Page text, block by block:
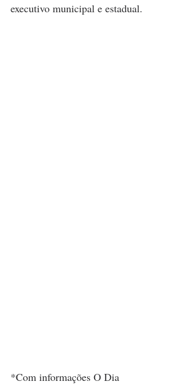
executivo municipal e estadual.
*Com informações O Dia